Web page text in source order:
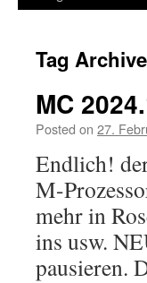
Tag
MC
Posted on 27.
Endlich!
M-
mehr in
ins usw.
pausieren.